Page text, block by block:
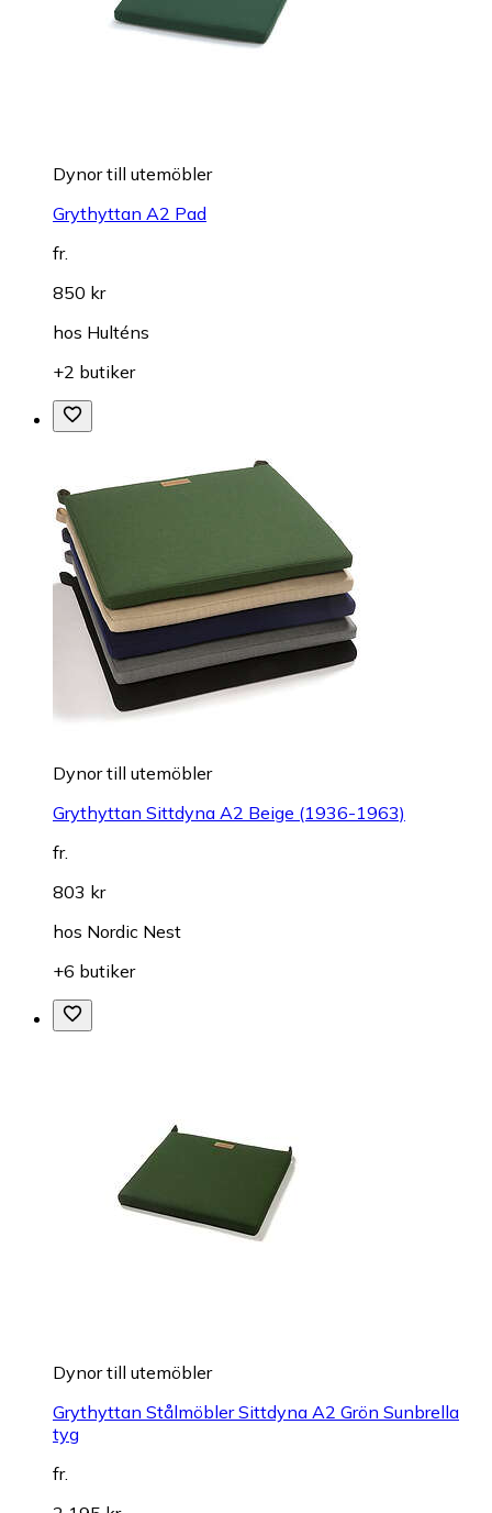
Dynor till utemöbler
Grythyttan A2 Pad
fr.
850 kr
hos Hulténs
+2 butiker
Dynor till utemöbler
Grythyttan Sittdyna A2 Beige (1936-1963)
fr.
803 kr
hos Nordic Nest
+6 butiker
Dynor till utemöbler
Grythyttan Stålmöbler Sittdyna A2 Grön Sunbrella
tyg
fr.